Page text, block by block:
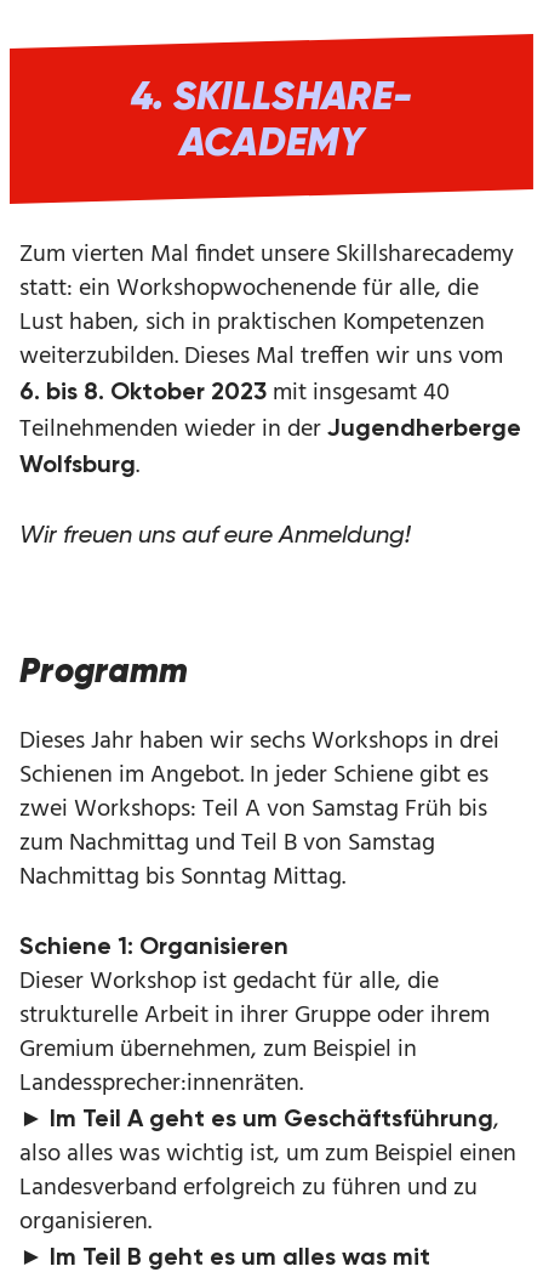
4. SKILLSHARE-
ACADEMY
Zum vierten Mal findet unsere Skillsharecademy
statt: ein Workshopwochenende für alle, die
Lust haben, sich in praktischen Kompetenzen
weiterzubilden. Dieses Mal treffen wir uns vom
6. bis 8. Oktober 2023 mit insgesamt 40
Teilnehmenden wieder in der Jugendherberge
Wolfsburg.
Wir freuen uns auf eure Anmeldung!
Programm
Dieses Jahr haben wir sechs Workshops in drei
Schienen im Angebot. In jeder Schiene gibt es
zwei Workshops: Teil A von Samstag Früh bis
zum Nachmittag und Teil B von Samstag
Nachmittag bis Sonntag Mittag.
Schiene 1: Organisieren
Dieser Workshop ist gedacht für alle, die
strukturelle Arbeit in ihrer Gruppe oder ihrem
Gremium übernehmen, zum Beispiel in
Landessprecher:innenräten.
► Im Teil A geht es um Geschäftsführung,
also alles was wichtig ist, um zum Beispiel einen
Landesverband erfolgreich zu führen und zu
organisieren.
► Im Teil B geht es um alles was mit